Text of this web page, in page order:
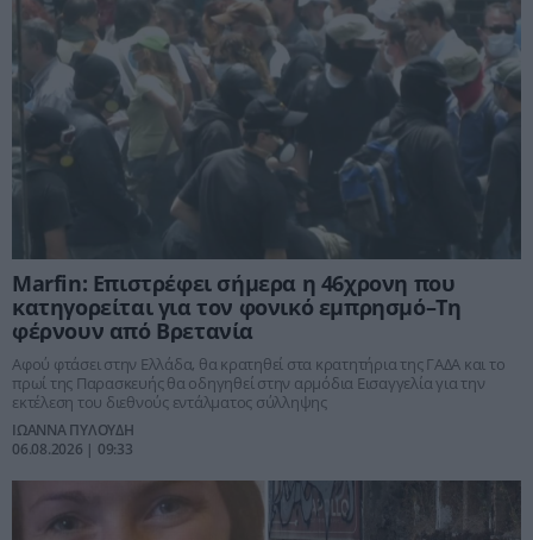
Marfin: Επιστρέφει σήμερα η 46χρονη που
κατηγορείται για τον φονικό εμπρησμό–Τη
φέρνουν από Βρετανία
Αφού φτάσει στην Ελλάδα, θα κρατηθεί στα κρατητήρια της ΓΑΔΑ και το
πρωί της Παρασκευής θα οδηγηθεί στην αρμόδια Εισαγγελία για την
εκτέλεση του διεθνούς εντάλματος σύλληψης
ΙΩΑΝΝΑ ΠΥΛΟΥΔΗ
06.08.2026 | 09:33